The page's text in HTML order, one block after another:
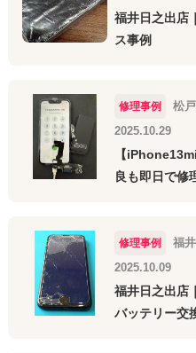
福井日之出店
ス事例
修理事例
松
2025.10.29
【
良も即日で修
修理事例
福
2025.10.09
福井日之出店
バッテリー交